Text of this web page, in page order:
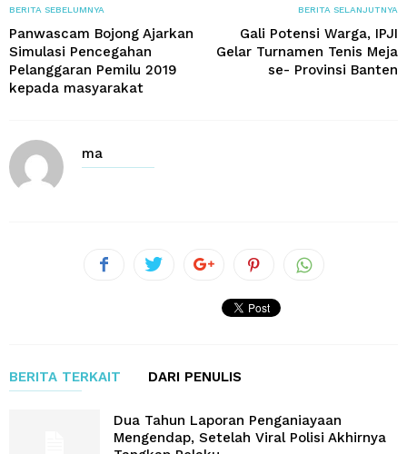
BERITA SEBELUMNYA
Panwascam Bojong Ajarkan
Simulasi Pencegahan
Pelanggaran Pemilu 2019
kepada masyarakat
BERITA SELANJUTNYA
Gali Potensi Warga, IPJI
Gelar Turnamen Tenis Meja
se- Provinsi Banten
ma
BERITA TERKAIT DARI PENULIS
Dua Tahun Laporan Penganiayaan
Mengendap, Setelah Viral Polisi Akhirnya